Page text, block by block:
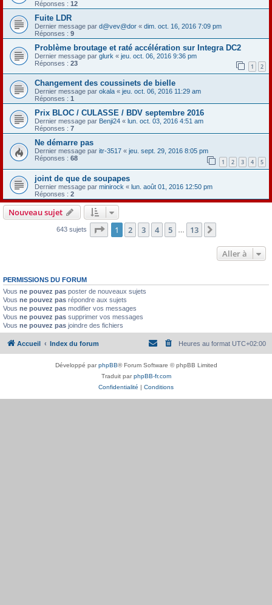
Réponses : 12
Fuite LDR
Dernier message par d@vev@dor « dim. oct. 16, 2016 7:09 pm
Réponses : 9
Problème broutage et raté accélération sur Integra DC2
Dernier message par glurk « jeu. oct. 06, 2016 9:36 pm
Réponses : 23 1 2
Changement des coussinets de bielle
Dernier message par okala « jeu. oct. 06, 2016 11:29 am
Réponses : 1
Prix BLOC / CULASSE / BDV septembre 2016
Dernier message par Benji24 « lun. oct. 03, 2016 4:51 am
Réponses : 7
Ne démarre pas
Dernier message par itr-3517 « jeu. sept. 29, 2016 8:05 pm
Réponses : 68 1 2 3 4 5
joint de que de soupapes
Dernier message par minirock « lun. août 01, 2016 12:50 pm
Réponses : 2
Nouveau sujet
643 sujets Page 1sur13
1 2 3 4 5 13
Aller à
PERMISSIONS DU FORUM
Vous ne pouvez pas poster de nouveaux sujets
Vous ne pouvez pas répondre aux sujets
Vous ne pouvez pas modifier vos messages
Vous ne pouvez pas supprimer vos messages
Vous ne pouvez pas joindre des fichiers
Accueil Index du forum Heures au format UTC+02:00
Développé parphpBB® Forum Software © phpBB Limited
Traduit parphpBB-fr.com
Confidentialité | Conditions